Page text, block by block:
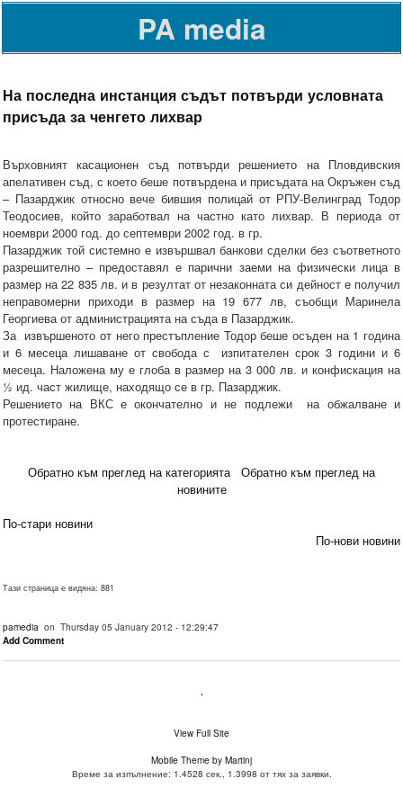
PA media
На последна инстанция съдът потвърди условната
присъда за ченгето лихвар
Върховният касационен съд потвърди решението на Пловдивския
апелативен съд, с което беше потвърдена и присъдата на Окръжен съд
– Пазарджик относно вече бившия полицай от РПУ-Велинград Тодор
Теодосиев, който заработвал на частно като лихвар. В периода от
ноември 2000 год. до септември 2002 год. в гр.
Пазарджик той системно е извършвал банкови сделки без съответното
разрешително – предоставял е парични заеми на физически лица в
размер на 22 835 лв. и в резултат от незаконната си дейност е получил
неправомерни приходи в размер на 19 677 лв, съобщи Маринела
Георгиева от администрацията на съда в Пазарджик.
За извършеното от него престъпление Тодор беше осъден на 1 година
и 6 месеца лишаване от свобода с изпитателен срок 3 години и 6
месеца. Наложена му е глоба в размер на 3 000 лв. и конфискация на
½ ид. част жилище, находящо се в гр. Пазарджик.
Решението на ВКС е окончателно и не подлежи на обжалване и
протестиране.
Обратно към преглед на категорията
Обратно към преглед на
новините
По-стари новини
По-нови новини
Тази страница е видяна: 881
pamedia on Thursday 05 January 2012 - 12:29:47
Add Comment
.
View Full Site
Mobile Theme by Martinj
Време за изпълнение: 1.4528 сек., 1.3998 от тях за заявки.